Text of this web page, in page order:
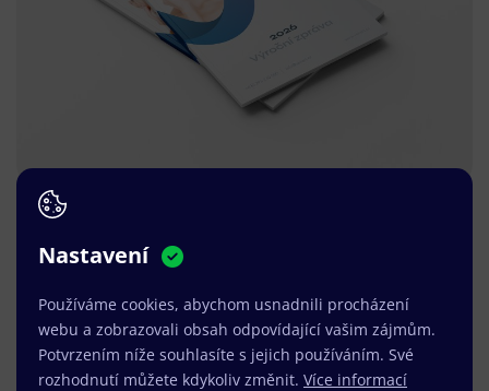
Nastavení
Používáme cookies, abychom usnadnili procházení
webu a zobrazovali obsah odpovídající vašim zájmům.
Potvrzením níže souhlasíte s jejich používáním. Své
rozhodnutí můžete kdykoliv změnit. Více informací